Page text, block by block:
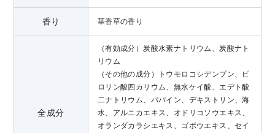
香り 華香草の香り
全成分
（有効成分）炭酸水素ナトリウム、炭酸ナト
リウム
（その他の成分）トウモロコシデンプン、ピ
ロリン酸四カリウム、無水ケイ酸、エデト酸
二ナトリウム、パパイン、デキストリン、海
水、アルニカエキス、オドリコソウエキス、
オランダカラシエキス、ゴボウエキス、セイ